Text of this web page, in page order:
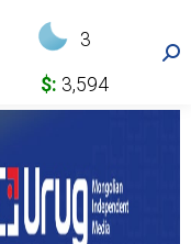
3
$: 3,594